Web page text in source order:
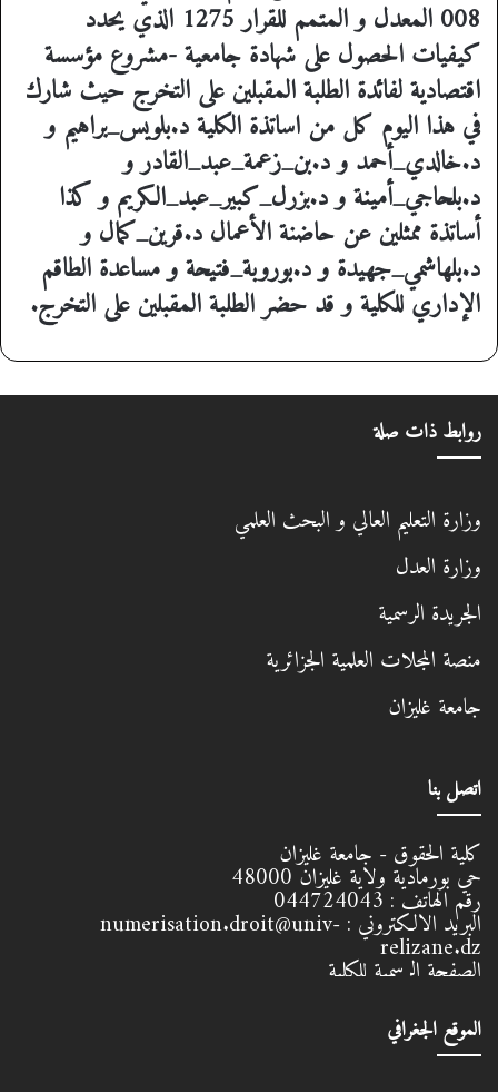
كيفيات الحصول على شهادة جامعية -مشروع مؤسسة
اقتصادية لفائدة الطلبة المقبلين على التخرج حيث شارك
في هذا اليوم كل من اساتذة الكلية د.بلويس_براهيمو
د.خالدي_أحمدو د.بن_زعمة_عبد_القادرو
د.بلحاجي_أمينةو د.بزرل_كبير_عبد_الكريمو كذا
أساتذة ممثلين عن حاضنة الأعمال د.قرين_كمالو
د.بلهاشمي_جهيدةو د.بوروبة_فتيحةو مساعدة الطاقم
الإداري للكلية و قد حضر الطلبة المقبلين على التخرج.
روابط ذات صلة
وزارة التعليم العالي و البحث العلمي
وزارة العدل
الجريدة الرسمية
منصة المجلات العلمية الجزائرية
جامعة غليزان
اتصل بنا
كلية الحقوق - جامعة غليزان
حي بورمادية ولاية غليزان48000 رقم الهاتف :044724043البريد الالكتروني :numerisation.droit@univ- relizane.dz
الصفحة الرسمية للكلية
الموقع الجغرافي